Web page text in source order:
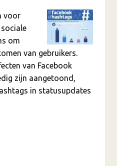
voor
om
van gebruikers.
van Facebook
zijn aangetoond,
in statusupdates